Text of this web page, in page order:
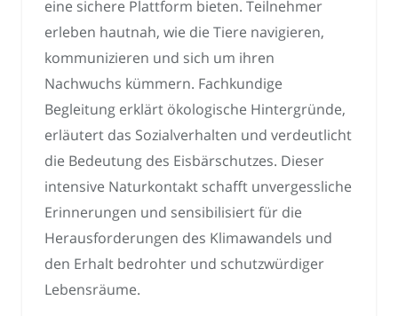
eine sichere Plattform bieten. Teilnehmer
erleben hautnah, wie die Tiere navigieren,
kommunizieren und sich um ihren
Nachwuchs kümmern. Fachkundige
Begleitung erklärt ökologische Hintergründe,
erläutert das Sozialverhalten und verdeutlicht
die Bedeutung des Eisbärschutzes. Dieser
intensive Naturkontakt schafft unvergessliche
Erinnerungen und sensibilisiert für die
Herausforderungen des Klimawandels und
den Erhalt bedrohter und schutzwürdiger
Lebensräume.